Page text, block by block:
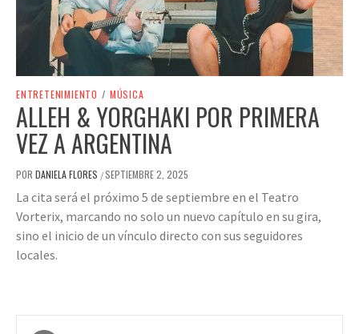
ENTRETENIMIENTO / MÚSICA
ALLEH & YORGHAKI POR PRIMERA
VEZ A ARGENTINA
POR DANIELA FLORES /SEPTIEMBRE 2, 2025
La cita será el próximo 5 de septiembre en el Teatro
Vorterix, marcando no solo un nuevo capítulo en su gira,
sino el inicio de un vínculo directo con sus seguidores
locales.